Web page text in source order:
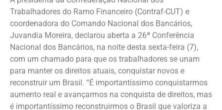
Trabalhadores do Ramo Financeiro (Contraf-CUT) e
coordenadora do Comando Nacional dos Bancários,
Juvandia Moreira, declarou aberta a 26ª Conferência
Nacional dos Bancários, na noite desta sexta-feira (7),
com um chamado para que os trabalhadores se unam
para manter os direitos atuais, conquistar novos e
reconstruir um Brasil. “É importantíssimo conquistarmos
aumento real e avançarmos na conquista de direitos, mas
é importantíssimo reconstruirmos o Brasil que valoriza a